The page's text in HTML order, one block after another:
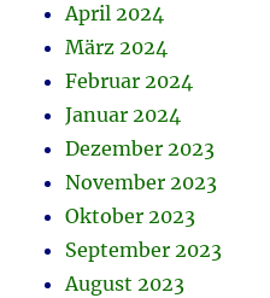
April 2024
März 2024
Februar 2024
Januar 2024
Dezember 2023
November 2023
Oktober 2023
September 2023
August 2023